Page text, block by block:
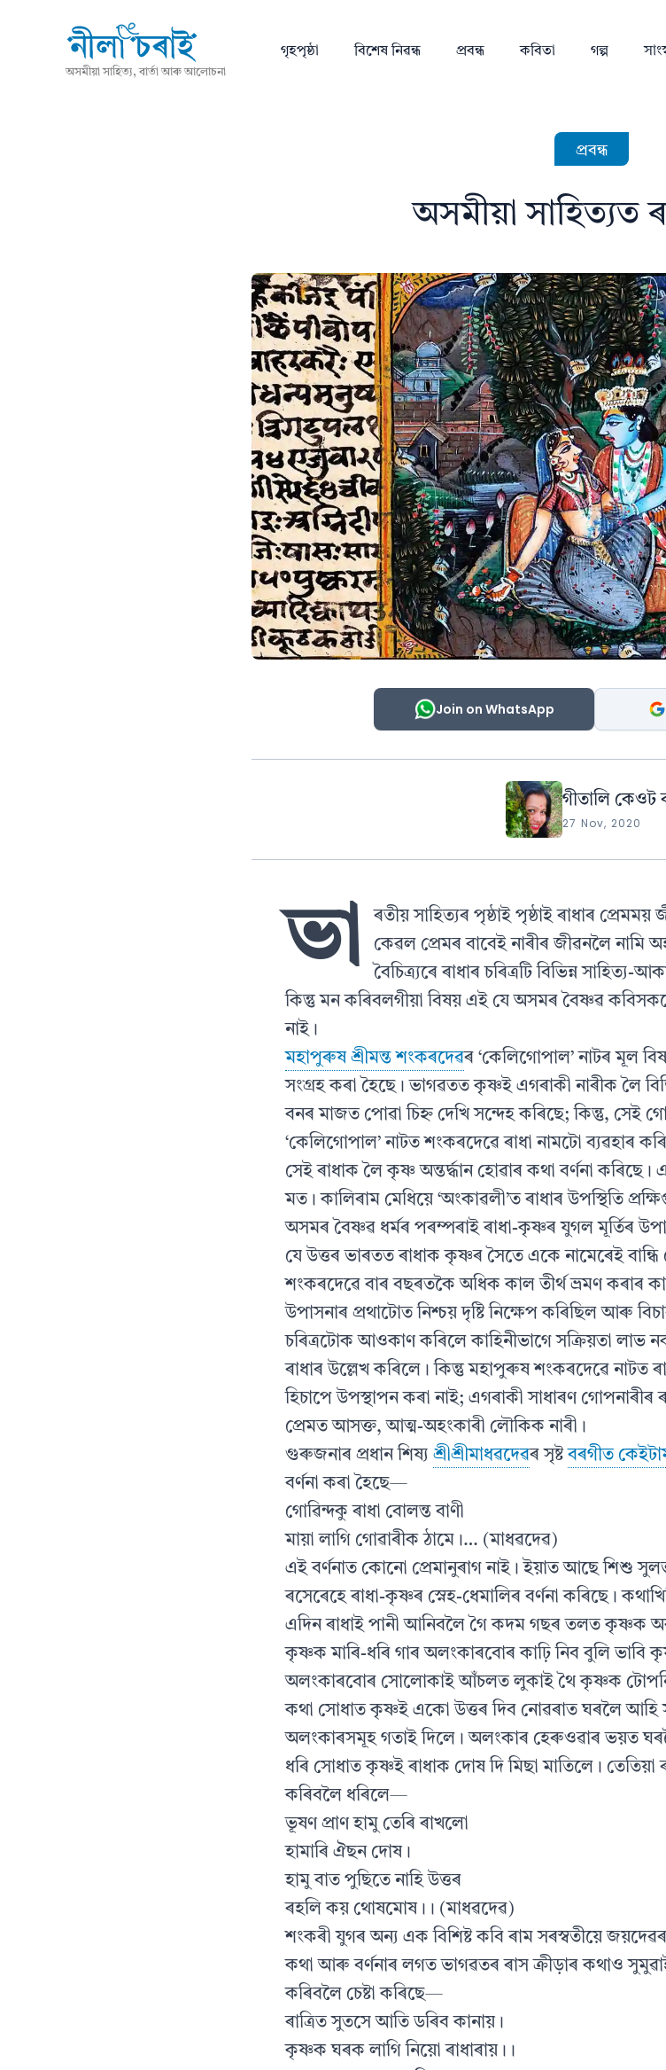
অসমীয়া সাহিত্য, বাৰ্তা আৰু আলোচনা
গৃহপৃষ্ঠা বিশেষ নিৱন্ধ প্ৰবন্ধ কবিতা গল্প
প্ৰবন্ধ
অসমীয়া সাহিত্যত
Join on WhatsApp
গীতালি কেওট
27 Nov, 2020
ভা
ৰতীয় সাহিত্যৰ পৃষ্ঠাই পৃষ্ঠাই ৰাধাৰ প্ৰেমময়
কেৱল প্ৰেমৰ বাবেই নাৰীৰ জীৱনলৈ নামি
বৈচিত্ৰ্যৰে ৰাধাৰ চৰিত্ৰটি বিভিন্ন
কিন্তু মন কৰিবলগীয়া বিষয় এই যে অসমৰ বৈষ্ণৱ
নাই।
মহাপুৰুষ শ্ৰীমন্ত শংকৰদেৱৰ ‘কেলিগোপাল’ নাটৰ মূল
সংগ্ৰহ কৰা হৈছে। ভাগৱতত কৃষ্ণই এগৰাকী নাৰীক লৈ
বনৰ মাজত পোৱা চিহ্ন দেখি সন্দেহ কৰিছে; কিন্তু, সেই
‘কেলিগোপাল’ নাটত শংকৰদেৱে ৰাধা নামটো
সেই ৰাধাক লৈ কৃষ্ণ অন্তৰ্দ্ধান হোৱাৰ কথা বৰ্ণনা কৰিছে।
মত। কালিৰাম মেধিয়ে ‘অংকাৱলী’ত ৰাধাৰ উপস্থিতি
অসমৰ বৈষ্ণৱ ধৰ্মৰ পৰম্পৰাই ৰাধা-কৃষ্ণৰ যুগল মূৰ্তিৰ
যে উত্তৰ ভাৰতত ৰাধাক কৃষ্ণৰ সৈতে একে নামেৰেই
শংকৰদেৱে বাৰ বছৰতকৈ অধিক কাল তীৰ্থ ভ্ৰমণ কৰাৰ
উপাসনাৰ প্ৰথাটোত নিশ্চয় দৃষ্টি নিক্ষেপ কৰিছিল আৰু
চৰিত্ৰটোক আওকাণ কৰিলে কাহিনীভাগে সক্ৰিয়তা লাভ
ৰাধাৰ উল্লেখ কৰিলে। কিন্তু মহাপুৰুষ শংকৰদেৱে নাটত
হিচাপে উপস্থাপন কৰা নাই; এগৰাকী সাধাৰণ
প্ৰেমত আসক্ত, আত্ম-অহংকাৰী লৌকিক নাৰী।
গুৰুজনাৰ প্ৰধান শিষ্য শ্ৰীশ্ৰীমাধৱদেৱৰ সৃষ্ট বৰগীত
বৰ্ণনা কৰা হৈছে—
গোৱিন্দকু ৰাধা বোলন্ত বাণী
মায়া লাগি গোৱাৰীক ঠামে।… (মাধৱদেৱ)
এই বৰ্ণনাত কোনো প্ৰেমানুৰাগ নাই। ইয়াত আছে শিশু সুলভ
ৰসেৰেহে ৰাধা-কৃষ্ণৰ স্নেহ-ধেমালিৰ বৰ্ণনা কৰিছে।
এদিন ৰাধাই পানী আনিবলৈ গৈ কদম গছৰ তলত কৃষ্ণক
কৃষ্ণক মাৰি-ধৰি গাৰ অলংকাৰবোৰ কাঢ়ি নিব বুলি ভাবি
অলংকাৰবোৰ সোলোকাই আঁচলত লুকাই থৈ কৃষ্ণক
কথা সোধাত কৃষ্ণই একো উত্তৰ দিব নোৱৰাত ঘৰলৈ আহি
অলংকাৰসমূহ গতাই দিলে। অলংকাৰ হেৰুওৱাৰ ভয়ত
ধৰি সোধাত কৃষ্ণই ৰাধাক দোষ দি মিছা মাতিলে।
কৰিবলৈ ধৰিলে—
ভূষণ প্ৰাণ হামু তেৰি ৰাখলো
হামাৰি ঐছন দোষ।
হামু বাত পুছিতে নাহি উত্তৰ
ৰহলি কয় থোষমোষ।। (মাধৱদেৱ)
শংকৰী যুগৰ অন্য এক বিশিষ্ট কবি ৰাম সৰস্বতীয়ে
কথা আৰু বৰ্ণনাৰ লগত ভাগৱতৰ ৰাস ক্ৰীড়াৰ কথাও
কৰিবলৈ চেষ্টা কৰিছে—
ৰাত্ৰিত সুতসে আতি ডৰিব কানায়।
কৃষ্ণক ঘৰক লাগি নিয়ো ৰাধাৰায়।।